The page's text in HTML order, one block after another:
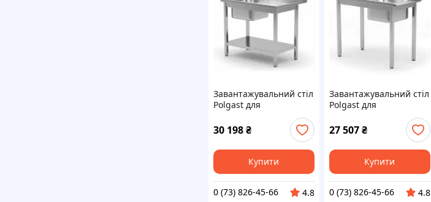
Завантажувальний стіл
Polgast для
посудомийних машин з
раковиною та полицею
праворуч 900 760X850
мм 238097-760-P
30 198₴
Купити
0 (73) 826-45-66
4.8
Завантажувальний стіл
Polgast для
посудомийних машин
(L) з раковиною (R) без
полиці 800X760X850
(248087760L)
27 507₴
Купити
0 (73) 826-45-66
4.8